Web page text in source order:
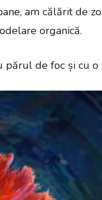
am călărit de
organică.
părul de foc și cu o